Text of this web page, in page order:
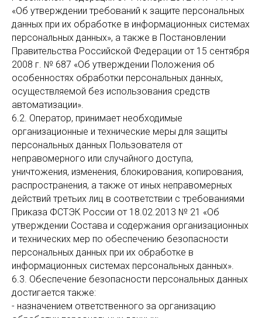
«Об утверждении требований к защите персональных
данных при их обработке в информационных системах
персональных данных», а также в Постановлении
Правительства Российской Федерации от 15 сентября
2008 г. № 687 «Об утверждении Положения об
особенностях обработки персональных данных,
осуществляемой без использования средств
автоматизации».
6.2. Оператор, принимает необходимые
организационные и технические меры для защиты
персональных данных Пользователя от
неправомерного или случайного доступа,
уничтожения, изменения, блокирования, копирования,
распространения, а также от иных неправомерных
действий третьих лиц в соответствии с требованиями
Приказа ФСТЭК России от 18.02.2013 № 21 «Об
утверждении Состава и содержания организационных
и технических мер по обеспечению безопасности
персональных данных при их обработке в
информационных системах персональных данных».
6.3. Обеспечение безопасности персональных данных
достигается также:
- назначением ответственного за организацию